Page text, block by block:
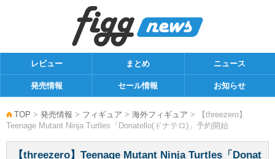
レビュー まとめ ニュース
発売情報 セール情報 お知らせ
TOP > 発売情報 > フィギュア > 海外フィギュア > 【threezero】
Teenage Mutant Ninja Turtles「Donatello(ドナテロ)」予約開始
【threezero】Teenage Mutant Ninja Turtles「Donat